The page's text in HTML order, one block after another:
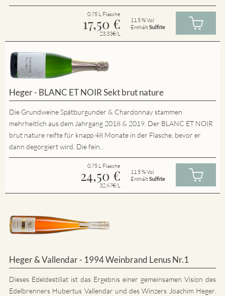
0.75 L Flasche
17,50 €
23.33€/L
11.5 % Vol
EnthältSulfite
Heger - BLANC ET NOIR Sekt brut nature
Die Grundweine Spätburgunder & Chardonnay stammen
mehrheitlich aus dem Jahrgang 2018 & 2019. Der BLANC ET NOIR
brut nature reifte für knapp 48 Monate in der Flasche, bevor er
dann degorgiert wird. Die fein...
0.75 L Flasche
24,50 €
32.67€/L
11.5 % Vol
EnthältSulfite
Heger & Vallendar - 1994 Weinbrand Lenus Nr.1
Dieses Edeldestillat ist das Ergebnis einer gemeinsamen Vision des
Edelbrenners Hubertus Vallendar und des Winzers Joachim Heger.